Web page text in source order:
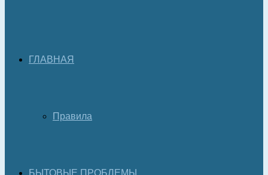
ГЛАВНАЯ
Правила
БЫТОВЫЕ ПРОБЛЕМЫ